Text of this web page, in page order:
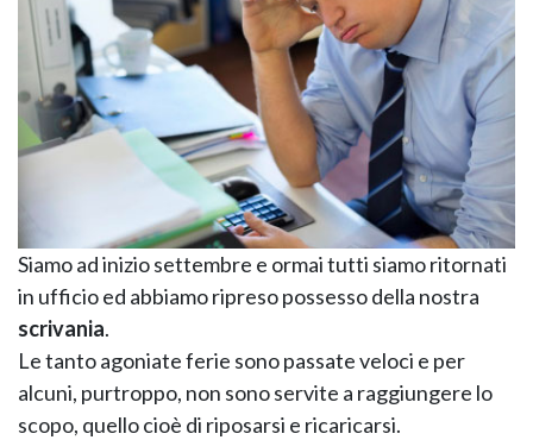
KOROS –
Siamo ad inizio settembre e ormai tutti siamo ritornati
in ufficio ed abbiamo ripreso possesso della nostra
scrivania.
Le tanto agoniate ferie sono passate veloci e per
alcuni, purtroppo, non sono servite a raggiungere lo
scopo, quello cioè di riposarsi e ricaricarsi.